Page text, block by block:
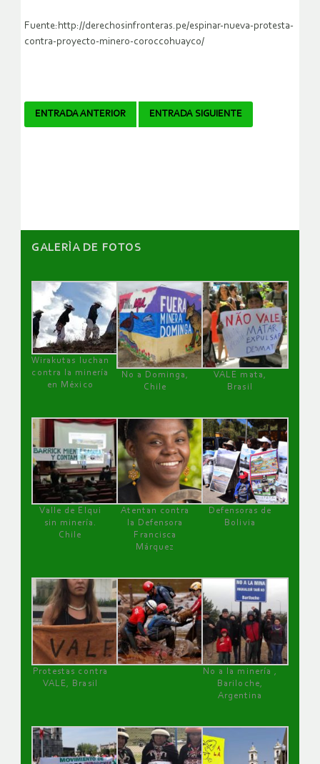
Fuente:http://derechosinfronteras.pe/espinar-nueva-protesta-
contra-proyecto-minero-coroccohuayco/
Navegador
ENTRADA ANTERIOR ENTRADA SIGUIENTE
GALERÌA DE FOTOS
Wirakutas luchan
contra la minería
en México
No a Dominga,
Chile
VALE mata,
Brasil
Valle de Elqui
sin minería.
Chile
Atentan contra
la Defensora
Francisca
Márquez
Defensoras de
Bolivia
Protestas contra
VALE, Brasil
No a la minería ,
Bariloche,
Argentina